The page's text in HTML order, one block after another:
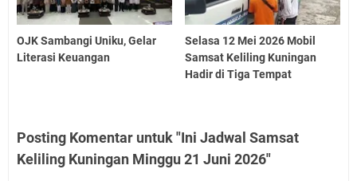
OJK Sambangi Uniku, Gelar
Literasi Keuangan
Selasa 12 Mei 2026 Mobil
Samsat Keliling Kuningan
Hadir di Tiga Tempat
Posting Komentar untuk "Ini Jadwal Samsat
Keliling Kuningan Minggu 21 Juni 2026"